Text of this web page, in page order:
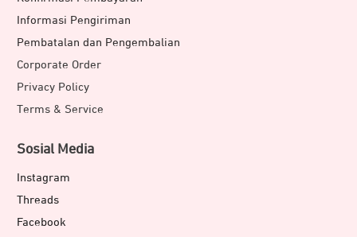
Informasi Pengiriman
Pembatalan dan Pengembalian
Corporate Order
Privacy Policy
Terms & Service
Sosial Media
Instagram
Threads
Facebook